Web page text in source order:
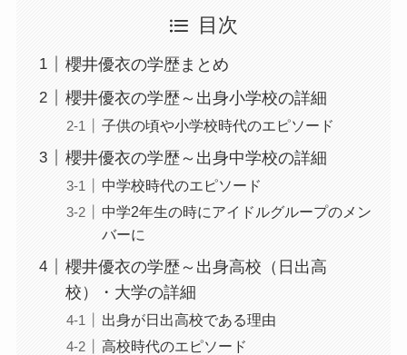
目次
櫻井優衣の学歴まとめ
櫻井優衣の学歴～出身小学校の詳細
子供の頃や小学校時代のエピソード
櫻井優衣の学歴～出身中学校の詳細
中学校時代のエピソード
中学2年生の時にアイドルグループのメン
バーに
櫻井優衣の学歴～出身高校（日出高
校）・大学の詳細
出身が日出高校である理由
高校時代のエピソード